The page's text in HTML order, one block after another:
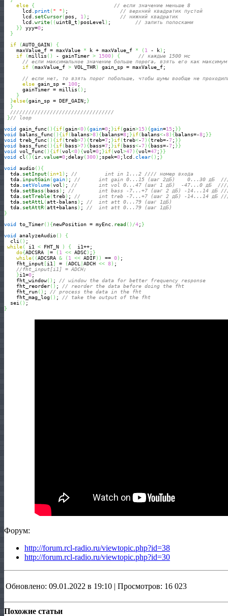
else
{
// если значение меньше 8
      lcd.
print ( " " ) ; // верхний квадратик пустой
      lcd.
setCursor( pos, 1 ) ; // нижний квадратик
      lcd.
write( ( uint8_t ) posLevel ) ; // залить полосками
}} yyy=0;
}
if
(AUTO_GAIN)
{
    maxValue_f = maxValue
* k + maxValue_f * ( 1 - k) ;
if
(millis ( ) - gainTimer > 1500) {
// каждые 1500 мс
// если максимальное значение больше порога, взять его как максимум
if
(maxValue_f > VOL_THR)
gain_sp = maxValue_f;
// если нет, то взять порог побольше, чтобы шумы вообще не
else gain_sp = 100;
      gainTimer = millis
( ) ;
}
}else{gain_sp = DEF_GAIN; }
}
//////////////////////////////////
}// loop
void gain_func( ) {if(gain<0) {gain=0; }if(gain>15) {gain=15; }}
void balans_func( ) {if( balans>8) {balans=8; }if( balans<-8) {balans=-8; }}
void treb_func( ) {if(treb>7) {treb=7; }if(treb<-7) {treb=-7; }}
void bass_func( ) {if( bass>7) {bass=7; }if( bass<-7) {bass=-7; }}
void vol_func( ) {if(vol<0) {vol=0; }if(vol>47) {vol=47; }}
void cl ( ) {ir. value=0;delay(300) ;spek=0;lcd. clear( ) ; }
void audio( ) {
  tda.
setInput ( in+1 ) ; //         int in 1...2 //// номер входа
  tda.
inputGain(gain) ; //      int gain 0...15 (шаг 2дБ)    0...30 дБ  ////
  tda.
setVolume(vol ) ; //       int vol 0...47 (шаг 1 дБ)  -47...0 дБ  ////
  tda.
setBass ( bass ) ; //        int bass -7...+7 (шаг 2 дБ) -14...14 дБ
  tda.
setTreble(treb) ; //      int treb -7...+7 (шаг 2 дБ) -14...14 дБ ////
  tda.
setAttL (att-balans ) ; //  int att 0...79 (шаг 1дБ)
  tda.
setAttR(att+balans ) ; //  int att 0...79 (шаг 1дБ)
}
void to_Timer( ) {newPosition = myEnc. read ( ) /4; }
void analyzeAudio( )
{
  cli
( ) ;
while( i1 < FHT_N ) {
  i1++;
do{ADCSRA = ( 1 << ADSC) ; }
while( (ADCSRA & ( 1 << ADIF) ) == 0) ;
    fht_input
[i1 ] = (ADCL ADCH << 8) ;
//fht_input[i1] = ADCH;
}i1=0;
    fht_window
( ) ; // window the data for better frequency response
    fht_reorder
( ) ; // reorder the data before doing the fht
    fht_run
( ) ; // process the data in the fht
    fht_mag_log
( ) ; // take the output of the fht
  sei
( )
}
Форум:
http://forum.rcl-radio.ru/viewtopic.php?id=38
http://forum.rcl-radio.ru/viewtopic.php?id=30
Обновлено: 09.01.2022 в 19:10 | Просмотров: 16 023
Похожие статьи